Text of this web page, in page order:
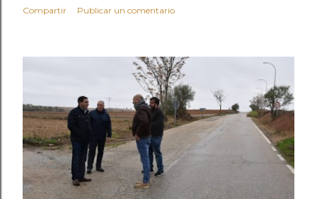
Compartir Publicar un comentario